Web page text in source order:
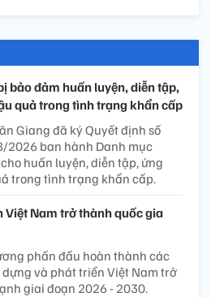
bảo đảm huấn luyện, diễn tập,
quả trong tình trạng khẩn cấp
Giang đã ký Quyết định số
2026 ban hành Danh mục
huấn luyện, diễn tập, ứng
trong tình trạng khẩn cấp.
Việt Nam trở thành quốc gia
phấn đấu hoàn thành các
và phát triển Việt Nam trở
giai đoạn 2026 - 2030.